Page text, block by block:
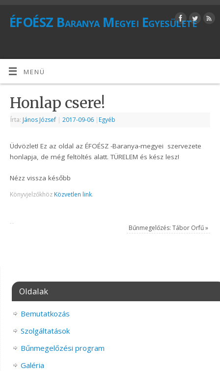
ÉFOÉSZ Baranya Megyei Egyesülete
MENÜ
Honlap csere!
Írta: János József | 2017-09-06 | Egyéb
Üdvözlet! Ez az oldal az ÉFOÉSZ -Baranya-megyei szervezete
honlapja, de még feltöltés alatt. TÜRELEM és kész lesz!
Nézz vissza később
Könyvjelzőkhöz Közvetlen link.
Bűnmegelőzés: Tábor Orfű»
Oldalak
Bemutatkozás
Szolgáltatások
Bűnmegelőzési program
Galéria